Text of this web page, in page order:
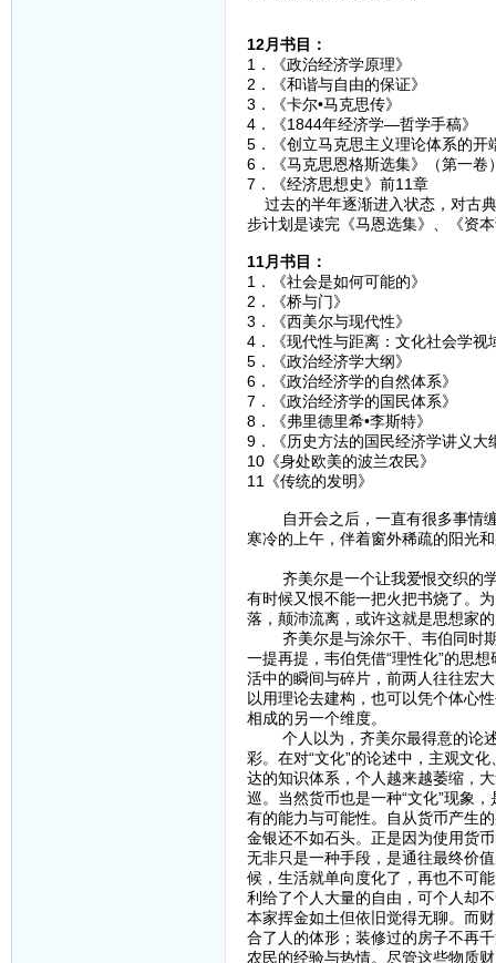
12月书目：
1．《政治经济学原
2．《和谐与自由的保
3．《卡尔•马克思传
4．《1844年经济学—哲
5．《创立马克思主义理论
6．《马克思恩格斯选集》（
7．《经济思想史》前11
过去的半年逐渐进入状态，对古
步计划是读完《马恩选集》、《资
11月书目：
1．《社会是如何可能
2．《桥与门》
3．《西美尔与现
4．《现代性与距离：文化社会
5．《政治经济学大
6．《政治经济学的自
7．《政治经济学的国
8．《弗里德里希•李斯
9．《历史方法的国民经济
10《身处欧美的波兰农
11《传统的发明》
自开会之后，一直有很多事情缠
寒冷的上午，伴着窗外稀疏的阳光
齐美尔是一个让我爱恨交织的学
有时候又恨不能一把火把书烧了。
落，颠沛流离，或许这就是思想家
齐美尔是与涂尔干、韦伯同时期
一提再提，韦伯凭借“理性化”的思
活中的瞬间与碎片，前两人往往宏
以用理论去建构，也可以凭个体心
相成的另一个维度。
个人以为，齐美尔最得意的论述
彩。在对“文化”的论述中，主观文
达的知识体系，个人越来越萎缩，
巡。当然货币也是一种“文化”现象
有的能力与可能性。自从货币产生
金银还不如石头。正是因为使用货
无非只是一种手段，是通往最终价
候，生活就单向度化了，再也不可
利给了个人大量的自由，可个人却
本家挥金如土但依旧觉得无聊。而
合了人的体形；装修过的房子不再
农民的经验与热情。尽管这些物质